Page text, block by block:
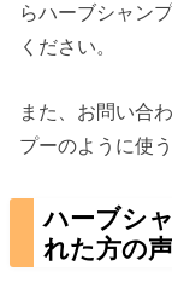
らハーブシャン
ください。
また、お問い合
プーのように使
ハーブシ
れた方の声